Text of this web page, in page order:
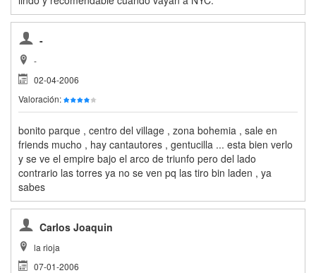
-
-
02-04-2006
Valoración:
bonito parque , centro del village , zona bohemia , sale en
friends mucho , hay cantautores , gentucilla ... esta bien verlo
y se ve el empire bajo el arco de triunfo pero del lado
contrario las torres ya no se ven pq las tiro bin laden , ya
sabes
Carlos Joaquin
la rioja
07-01-2006